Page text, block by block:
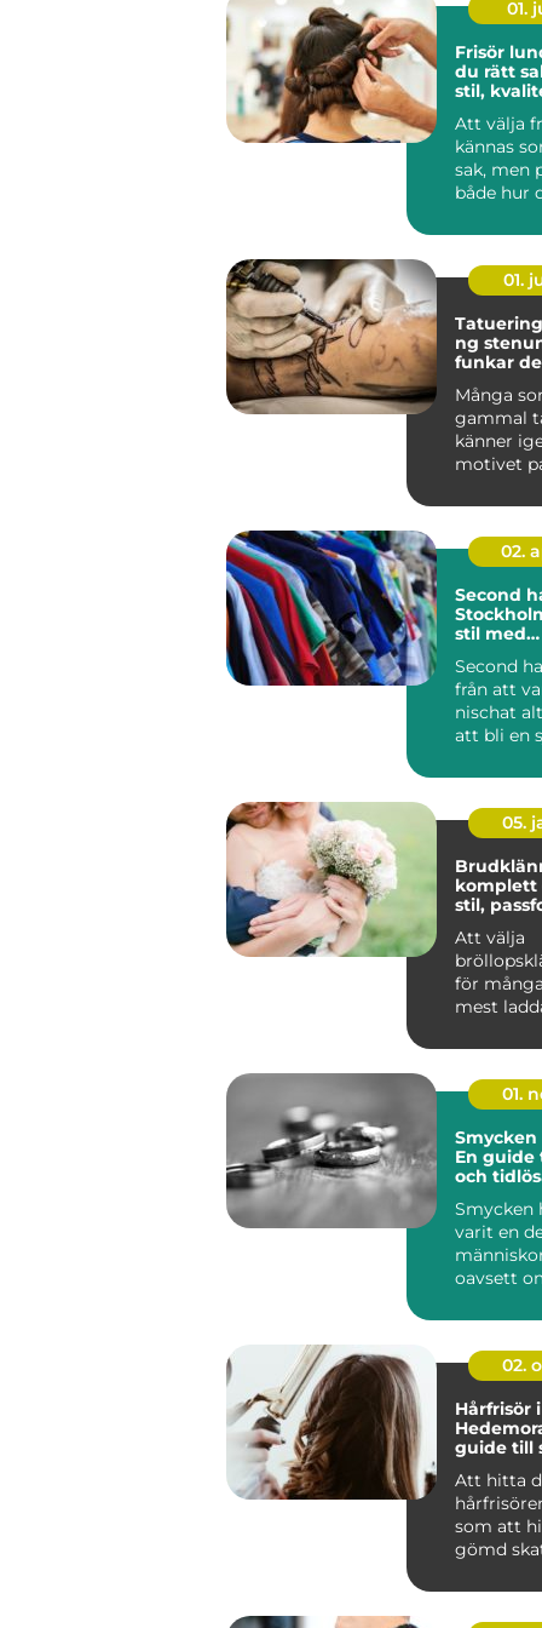
01.
Frisör lund så
du rätt
stil,
Att välja
kännas
sak, men
både hur
s...
01.
ng
funkar
Många
gammal
känner
motivet
blek...
02.
Second
stil med
Second
från att
nischat
att bli en
05.
komplett
stil,
Att välja
för
mest
01.
En guide
och
Smycken
varit en
oavsett
silve...
02.
Hårfrisör i
guide till
Att hitta
som att
gömd